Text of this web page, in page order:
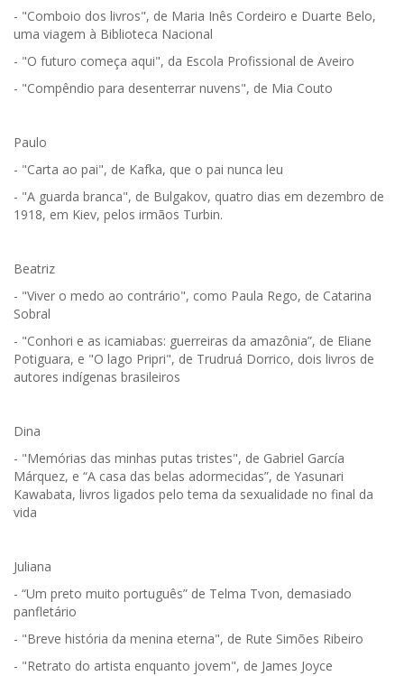
- "Comboio dos livros", de Maria Inês Cordeiro e Duarte Belo,
uma viagem à Biblioteca Nacional
- "O futuro começa aqui", da Escola Profissional de Aveiro
- "Compêndio para desenterrar nuvens", de Mia Couto
Paulo
- "Carta ao pai", de Kafka, que o pai nunca leu
- "A guarda branca", de Bulgakov, quatro dias em dezembro de
1918, em Kiev, pelos irmãos Turbin.
Beatriz
- "Viver o medo ao contrário", como Paula Rego, de Catarina
Sobral
- "Conhori e as icamiabas: guerreiras da amazônia”, de Eliane
Potiguara, e "O lago Pripri", de Trudruá Dorrico, dois livros de
autores indígenas brasileiros
Dina
- "Memórias das minhas putas tristes", de Gabriel García
Márquez, e “A casa das belas adormecidas”, de Yasunari
Kawabata, livros ligados pelo tema da sexualidade no final da
vida
Juliana
- “Um preto muito português” de Telma Tvon, demasiado
panfletário
- "Breve história da menina eterna", de Rute Simões Ribeiro
- "Retrato do artista enquanto jovem", de James Joyce